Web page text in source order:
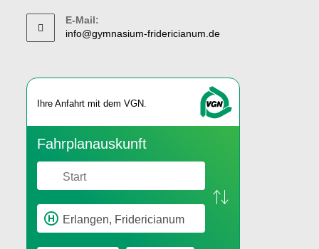
E-Mail:
info@gymnasium-fridericianum.de
Ihre An­fahrt mit dem VGN.
Fahr­plan­aus­kunft